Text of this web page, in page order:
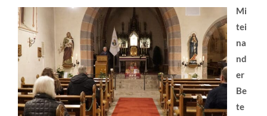
Mi
tei
na
nd
er
Be
te